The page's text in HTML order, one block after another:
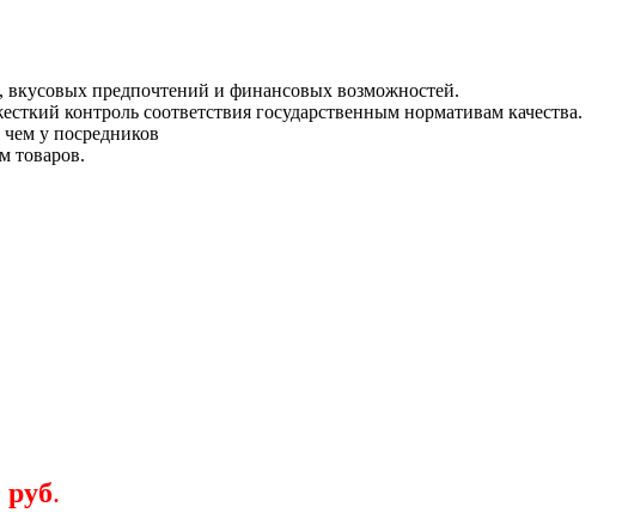
вкусовых предпочтений и финансовых возможностей.
контроль соответствия государственным нормативам качества.
у посредников
товаров.
руб.